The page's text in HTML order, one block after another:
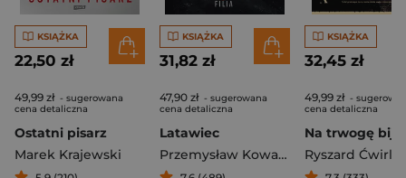
KSIĄŻKA
22,50 zł
49,99 zł - sugerowana
cena detaliczna
Ostatni pisarz
Marek Krajewski
KSIĄŻKA
31,82 zł
47,90 zł - sugerowana
cena detaliczna
Latawiec
Przemysław Kowalewski
KSIĄŻKA
32,45 zł
49,99 zł -
cena detaliczna
Ryszard Ćwirlej